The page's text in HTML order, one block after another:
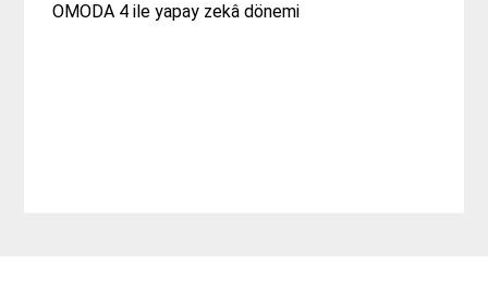
OMODA 4 ile yapay zekâ dönemi